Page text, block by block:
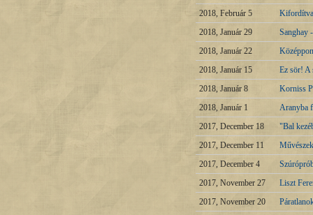
2018, Február 5
2018, Január 29
Sanghay
2018, Január 22
2018, Január 15
Ez sör!
2018, Január 8
Korniss
2018, Január 1
Aranyba
2017, December 18
"Bal
2017, December 11
2017, December 4
2017, November 27
Liszt
2017, November 20